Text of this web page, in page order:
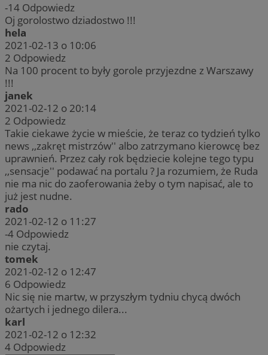
-14 Odpowiedz
Oj gorolostwo dziadostwo !!!
hela
2021-02-13 o 10:06
2 Odpowiedz
Na 100 procent to były gorole przyjezdne z Warszawy
!!!
janek
2021-02-12 o 20:14
2 Odpowiedz
Takie ciekawe życie w mieście, że teraz co tydzień tylko
news ,,zakręt mistrzów'' albo zatrzymano kierowcę bez
uprawnień. Przez cały rok będziecie kolejne tego typu
,,sensacje'' podawać na portalu ? Ja rozumiem, że Ruda
nie ma nic do zaoferowania żeby o tym napisać, ale to
już jest nudne.
rado
2021-02-12 o 11:27
-4 Odpowiedz
nie czytaj.
tomek
2021-02-12 o 12:47
6 Odpowiedz
Nic się nie martw, w przyszłym tydniu chycą dwóch
ożartych i jednego dilera...
karl
2021-02-12 o 12:32
4 Odpowiedz